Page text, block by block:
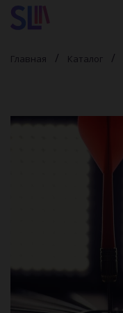
Главная Каталог